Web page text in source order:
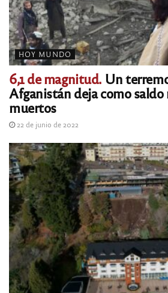
HOY MUNDO
6,1 de magnitud.Un
Afganistán deja como
muertos
22 de junio de 2022